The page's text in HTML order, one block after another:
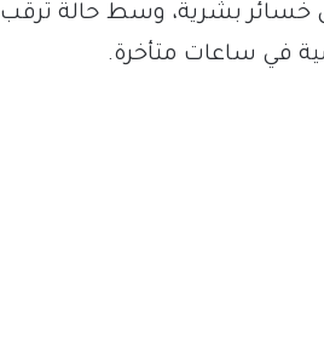
خسائر بشرية، وسط حالة ترقب
في ساعات متأخرة.